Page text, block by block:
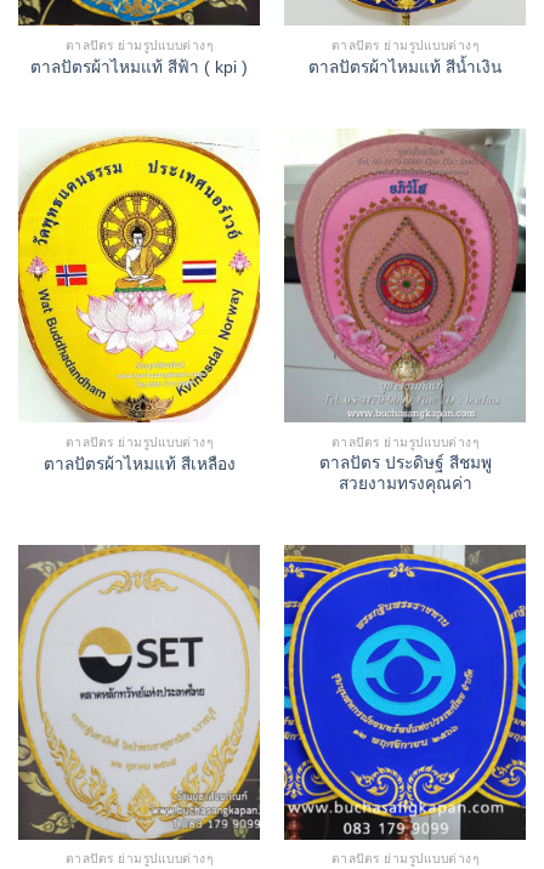
ตาลปัตร ย่ามรูปแบบต่างๆ
ตาลปัตรผ้าไหมแท้ สีฟ้า ( kpi )
ตาลปัตร ย่ามรูปแบบต่างๆ
ตาลปัตรผ้าไหมแท้ สีน้ำเงิน
ตาลปัตร ย่ามรูปแบบต่างๆ
ตาลปัตรผ้าไหมแท้ สีเหลือง
ตาลปัตร ย่ามรูปแบบต่างๆ
ตาลปัตร ประดิษฐ์ สีชมพู
สวยงามทรงคุณค่า
ตาลปัตร ย่ามรูปแบบต่างๆ ตาลปัตร ย่ามรูปแบบต่างๆ